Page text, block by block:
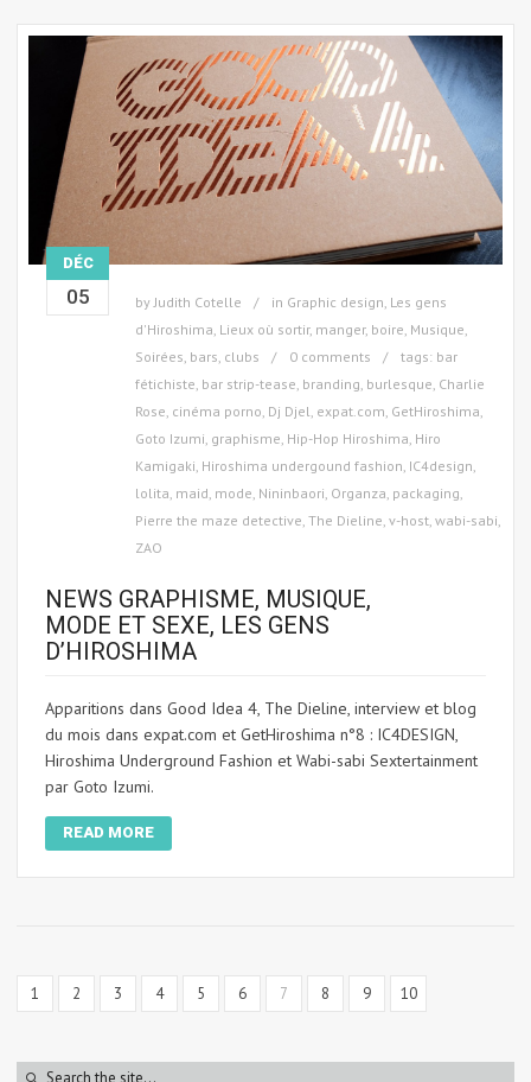
DÉC
05 by Judith Cotelle in Graphic design Les gens
d'Hiroshima Lieux où sortir, manger, boire Musique
Soirées, bars, clubs
0 comments tags: bar
fétichiste bar strip-tease branding burlesque Charlie
Rose cinéma porno Dj Djel expat.com GetHiroshima
Goto Izumi graphisme Hip-Hop Hiroshima Hiro
Kamigaki Hiroshima undergound fashion IC4design
lolita maid mode Nininbaori Organza packaging
Pierre the maze detective The Dieline v-host wabi-sabi
ZAO
NEWS GRAPHISME, MUSIQUE,
MODE ET SEXE, LES GENS
D’HIROSHIMA
Apparitions dans Good Idea 4, The Dieline, interview et blog
du mois dans expat.com et GetHiroshima n°8 : IC4DESIGN,
Hiroshima Underground Fashion et Wabi-sabi Sextertainment
par Goto Izumi.
READ MORE
1 2 3 4 5 6 7 8 9 10